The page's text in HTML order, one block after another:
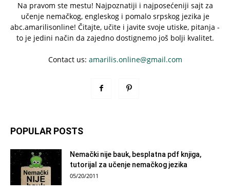
Na pravom ste mestu! Najpoznatiji i najposećeniji sajt za
učenje nemačkog, engleskog i pomalo srpskog jezika je
abc.amarilisonline! Čitajte, učite i javite svoje utiske, pitanja -
to je jedini način da zajedno dostignemo još bolji kvalitet.
Contact us: amarilis.online@gmail.com
POPULAR POSTS
Nemački nije bauk, besplatna pdf knjiga,
tutorijal za učenje nemačkog jezika
05/20/2011